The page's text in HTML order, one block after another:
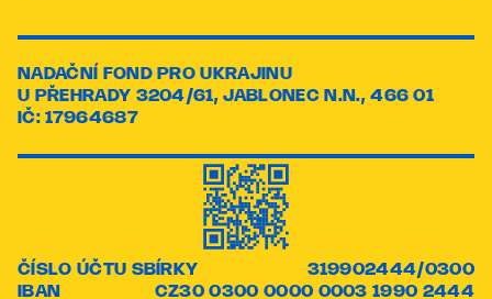
NADAČNÍ FOND PRO UKRAJINU
U PŘEHRADY 3204/61, JABLONEC N.N., 466 01
IČ: 17964687
ČÍSLO ÚČTU SBÍRKY
319902444/0300
IBAN
CZ30 0300 0000 0003 1990 2444